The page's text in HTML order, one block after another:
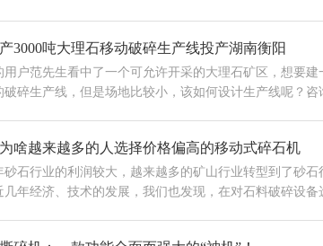
3000吨大理石移动破碎生产线投产湖南衡阳
用户范先生看中了一个可允许开采的大理石矿区，想要建
破碎生产线，但是场地比较小，该如何设计生产线呢？咨
啥越来越多的人选择价格偏高的移动式碎石机
砂石行业的利润较大，越来越多的矿山行业转型到了砂石
几年经济、技术的发展，我们也发现，在对石料破碎设备